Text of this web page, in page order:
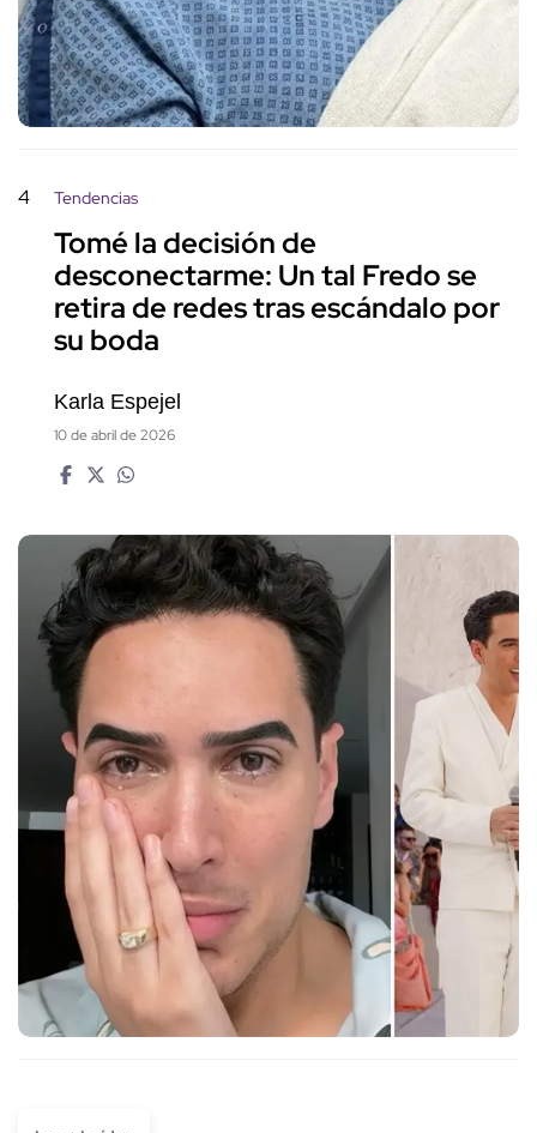
4 Tendencias
Tomé la decisión de
desconectarme: Un tal Fredo se
retira de redes tras escándalo por
su boda
Karla Espejel
10 de abril de 2026